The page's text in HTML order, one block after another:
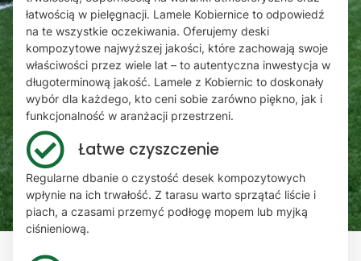
łatwością w pielęgnacji. Lamele Kobiernice to odpowiedź
na te wszystkie oczekiwania. Oferujemy deski
kompozytowe najwyższej jakości, które zachowają swoje
właściwości przez wiele lat – to autentyczna inwestycja w
długoterminową jakość. Lamele z Kobiernic to doskonały
wybór dla każdego, kto ceni sobie zarówno piękno, jak i
funkcjonalność w aranżacji przestrzeni.
Łatwe czyszczenie
Regularne dbanie o czystość desek kompozytowych
wpłynie na ich trwałość. Z tarasu warto sprzątać liście i
piach, a czasami przemyć podłogę mopem lub myjką
ciśnieniową.